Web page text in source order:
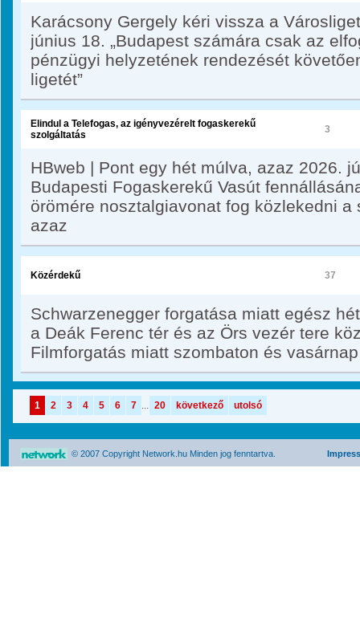
Karácsony Gergely kéri vissza a
június 18. „Budapest számára csak az
pénzügyi helyzetének rendezését
ligetét”
Elindul a Telefogas, az igényvezérelt fogaskerekű
szolgáltatás
3
HBweb | Pont egy hét múlva, azaz 2026.
Budapesti Fogaskerekű Vasút
örömére nosztalgiavonat fog közlekedni
azaz
Közérdekű 37
Schwarzenegger forgatása miatt egész
a Deák Ferenc tér és az Örs vezér tere
Filmforgatás miatt szombaton és
1 2 3 4 5 6 7 ... 20 következő utolsó
© 2007 Copyright Network.hu Minden jog fenntartva.